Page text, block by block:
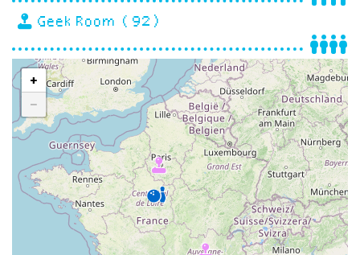
Geek Room (92)
+
−